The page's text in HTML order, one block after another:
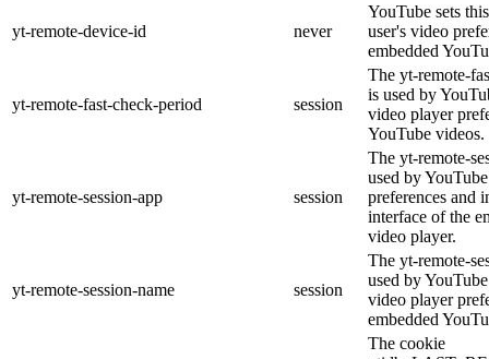
yt-remote-device-id never
YouTube sets
user's video
embedded
yt-remote-fast-check-period session
The yt-remote-
is used by
video player
YouTube videos.
yt-remote-session-app session
The yt-remote-
used by
preferences and
interface of the
video player.
yt-remote-session-name session
The yt-remote-
used by
video player
embedded
The cookie